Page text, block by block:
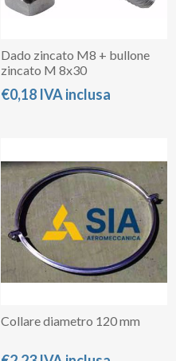
Dado zincato M8 + bullone
zincato M 8x30
€0,18 IVA inclusa
Collare diametro 120 mm